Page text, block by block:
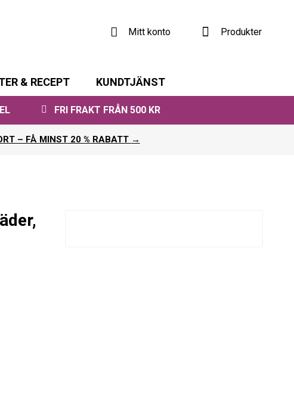
Mitt konto Varukorgen
Produkter
& RECEPT KUNDTJÄNST
FRI FRAKT FRÅN 500 KR
– FÅ MINST 20 % RABATT →